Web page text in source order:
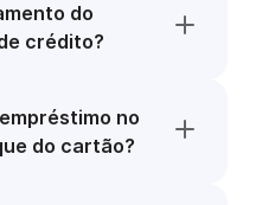
do
crédito?
no
do cartão?